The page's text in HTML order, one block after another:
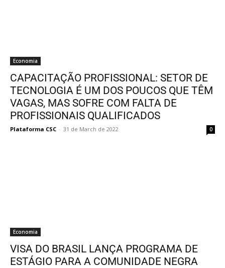
Economia
CAPACITAÇÃO PROFISSIONAL: SETOR DE
TECNOLOGIA É UM DOS POUCOS QUE TÊM
VAGAS, MAS SOFRE COM FALTA DE
PROFISSIONAIS QUALIFICADOS
Plataforma CSC - 31 de March de 2022 0
Economia
VISA DO BRASIL LANÇA PROGRAMA DE
ESTÁGIO PARA A COMUNIDADE NEGRA